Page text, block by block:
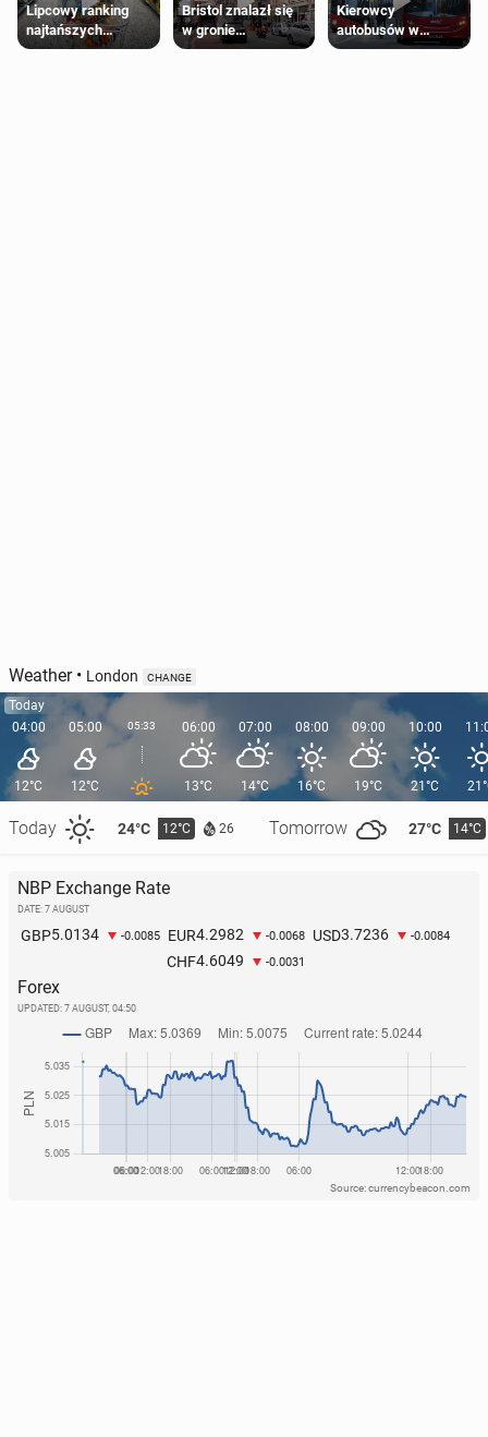
Lipcowy ranking
najtańszych
supermarketów
Bristol znalazł się
w gronie
najlepszych
Kierowcy
autobusów w
Londynie
Weather• London CHANGE
Today
04:00
12°C
Today 24°C 12°C 26 Tomorrow 27°C 14°C
05:00
12°C
05:33 06:00
13°C
07:00
14°C
08:00
16°C
09:00
19°C
10:00
21°C
NBP Exchange Rate
DATE: 7 AUGUST
GBP5.0134 -0.0085 EUR4.2982 -0.0068 USD3.7236 -0.0084
CHF4.6049 -0.0031
Forex
UPDATED: 7 AUGUST, 04:50
Source: currencybeacon.com